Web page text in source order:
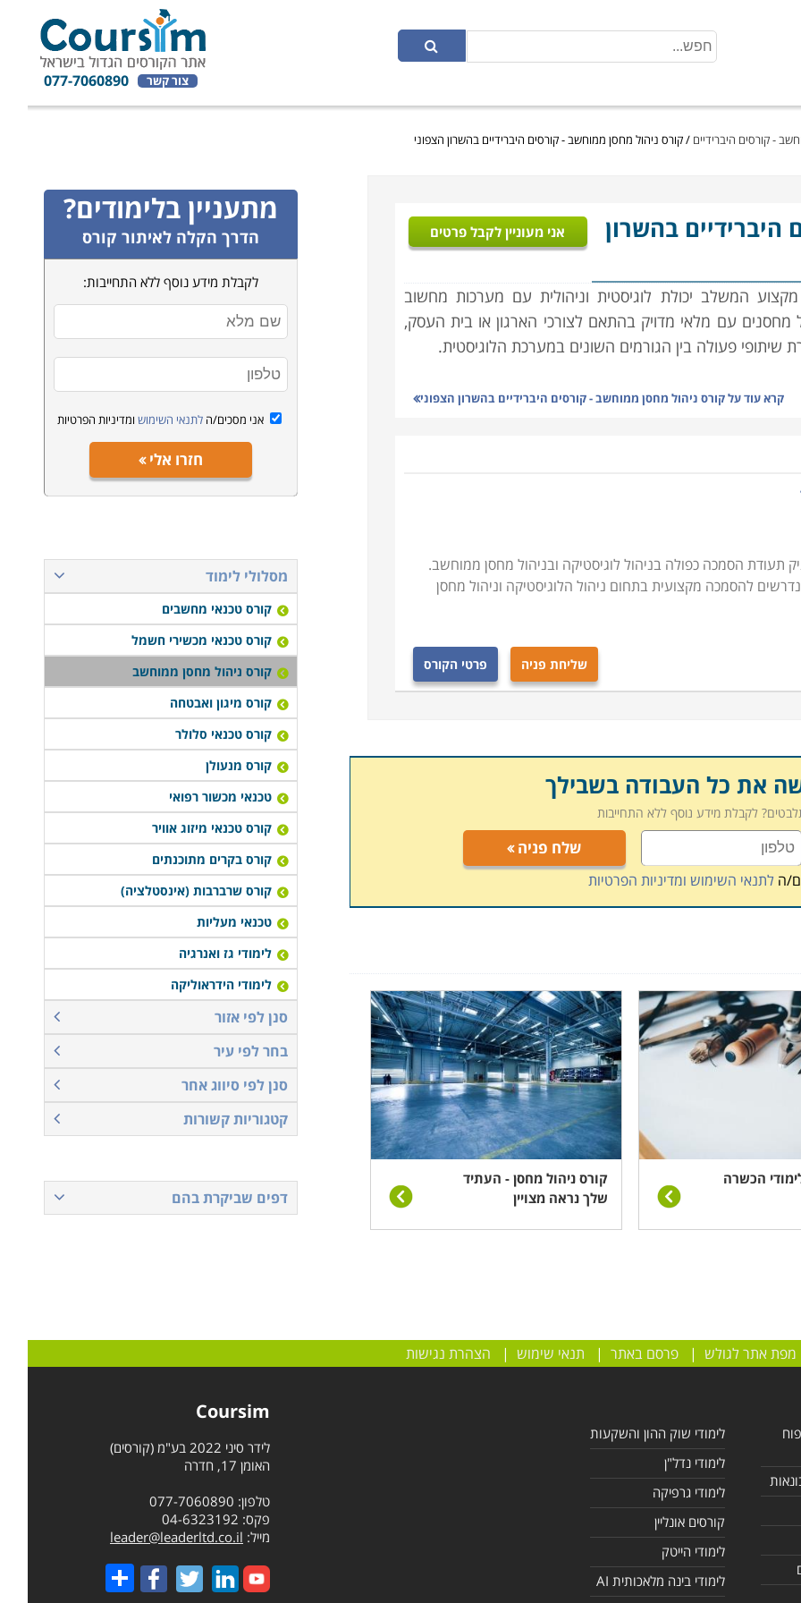
צור קשר 077-7060890
- קורסים היברידיים /קורס ניהול מחסן ממוחשב - קורסים היברידיים בהשרון הצפוני
היברידיים בהשרון
אני מעוניין לקבל פרטים
המשלב יכולת לוגיסטית וניהולית עם מערכות מחשוב
עם מלאי מדויק בהתאם לצורכי הארגון או בית העסק,
שיתופי פעולה בין הגורמים השונים במערכת הלוגיסטית.
הקורס יועברו שיעורים במגוון נושאים: מבנה הארגון,
משוחררים שעסקו באפסנאות בצבא, או לחסרי ניסיון הרוצים
להתקדם בו לתפקידים ניהוליים בכירים ולסלול דרך
בארגון, הרוצים להרחיב את הידע המקצועי ולפקח באופן
החשוב ביותר בחברה יצרנית וניהול תקין עשוי להוביל
שהינם לעתים בלתי הפיכים.
לעבודה בתחום.
תלוי במוסד הלימודים, כאשר בחלק המקומות תוכלו לקבל אף
דרך האינטרנט.
קרא עוד עלקורס ניהול מחסן ממוחשב - קורסים היברידיים בהשרון הצפוני
תעודת הסמכה כפולה בניהול לוגיסטיקה ובניהול מחסן ממוחשב.
להסמכה מקצועית בתחום ניהול הלוגיסטיקה וניהול מחסן
שליחת פניה פרטי הקורס
את כל העבודה בשבילך
לקבלת מידע נוסף ללא התחייבות
שלח פניה
הלתנאי השימוש ומדיניות הפרטיות
הכשרה
קורס ניהול מחסן - העתיד
שלך נראה מצויין
מתעניין בלימודים?
הדרך הקלה לאיתור קורס
לקבלת מידע נוסף ללא התחייבות:
אני מסכים/הלתנאי השימוש ומדיניות הפרטיות
חזרו אלי
מסלולי לימוד
קורס טכנאי מחשבים
קורס טכנאי מכשירי חשמל
קורס ניהול מחסן ממוחשב
קורס מיגון ואבטחה
קורס טכנאי סלולר
קורס מנעולן
טכנאי מכשור רפואי
קורס טכנאי מיזוג אוויר
קורס בקרים מתוכנתים
קורס שרברבות (אינסטלציה)
טכנאי מעליות
לימודי גז ואנרגיה
לימודי הידראוליקה
סנן לפי אזור
בחר לפי עיר
סנן לפי סיווג אחר
קטגוריות קשורות
דפים שביקרת בהם
מפת אתר לגולש |פרסם באתר | תנאי שימוש | הצהרת נגישות
לימודי שוק ההון והשקעות
לימודי נדל"ן
לימודי גרפיקה
קורסים אונליין
לימודי הייטק
לימודי בינה מלאכותית AI
Coursim
לידר סיני 2022 בע"מ (קורסים)
האומן 17, חדרה
טלפון: 077-7060890
פקס: 04-6323192
מייל: leader@leaderltd.co.il
Share